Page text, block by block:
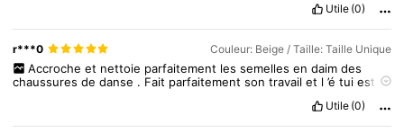
Utile (0)
r***0 Couleur: Beige / Taille: Taille Unique
Accroche et nettoie parfaitement les semelles en daim des
chaussuresdedanse . Fait parfaitementsontravailet l’étuiest tr
Utile (0)